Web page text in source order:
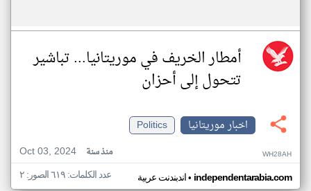
أمطار الخريف في موريتانيا... تباشير
تتحول إلى أحزان
اخبار موريتانيا
Politics
Oct 03, 2024
منذ سنة WH28AH
اندبندنت عربية• independentarabia.com عدد الكلمات: ٦١٩ الصور: ٢